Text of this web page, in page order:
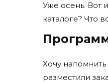
Уже осень. Вот
каталоге? Что
Хочу
разместили